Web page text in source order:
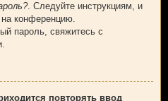
. Следуйте инструкциям, и
конференцию.
пароль, свяжитесь с
повторять ввод